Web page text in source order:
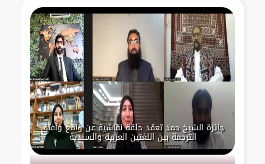
جائزة الشيخ حمد تعقد حلقة نقاشية عن واقع وآفاق
الترجمة بين اللغتين العربية والسندية